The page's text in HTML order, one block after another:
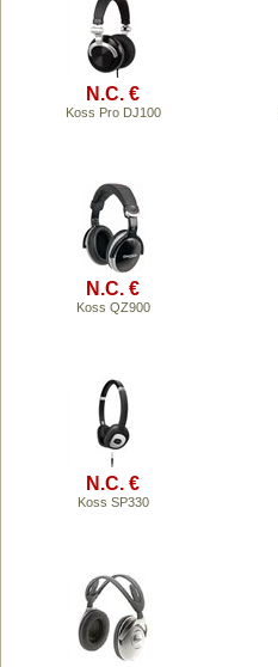
N.C. €
Koss Pro DJ100
N.C. €
Koss QZ900
N.C. €
Koss SP330